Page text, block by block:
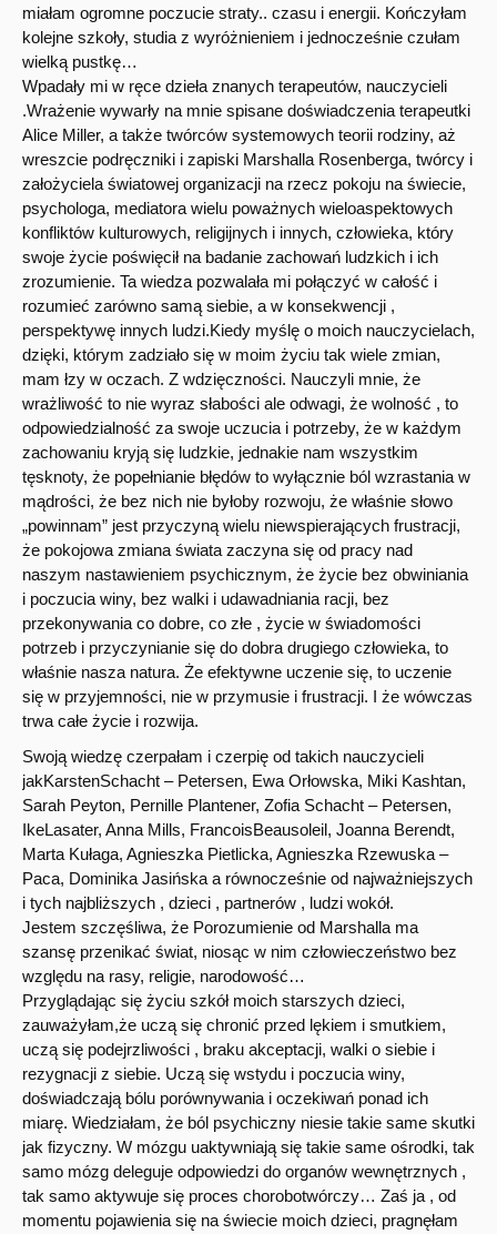
miałam ogromne poczucie straty.. czasu i energii. Kończyłam
kolejne szkoły, studia z wyróżnieniem i jednocześnie czułam
wielką pustkę…
Wpadały mi w ręce dzieła znanych terapeutów, nauczycieli
.Wrażenie wywarły na mnie spisane doświadczenia terapeutki
Alice Miller, a także twórców systemowych teorii rodziny, aż
wreszcie podręczniki i zapiski Marshalla Rosenberga, twórcy i
założyciela światowej organizacji na rzecz pokoju na świecie,
psychologa, mediatora wielu poważnych wieloaspektowych
konfliktów kulturowych, religijnych i innych, człowieka, który
swoje życie poświęcił na badanie zachowań ludzkich i ich
zrozumienie. Ta wiedza pozwalała mi połączyć w całość i
rozumieć zarówno samą siebie, a w konsekwencji ,
perspektywę innych ludzi.Kiedy myślę o moich nauczycielach,
dzięki, którym zadziało się w moim życiu tak wiele zmian,
mam łzy w oczach. Z wdzięczności. Nauczyli mnie, że
wrażliwość to nie wyraz słabości ale odwagi, że wolność , to
odpowiedzialność za swoje uczucia i potrzeby, że w każdym
zachowaniu kryją się ludzkie, jednakie nam wszystkim
tęsknoty, że popełnianie błędów to wyłącznie ból wzrastania w
mądrości, że bez nich nie byłoby rozwoju, że właśnie słowo
„powinnam” jest przyczyną wielu niewspierających frustracji,
że pokojowa zmiana świata zaczyna się od pracy nad
naszym nastawieniem psychicznym, że życie bez obwiniania
i poczucia winy, bez walki i udawadniania racji, bez
przekonywania co dobre, co złe , życie w świadomości
potrzeb i przyczynianie się do dobra drugiego człowieka, to
właśnie nasza natura. Że efektywne uczenie się, to uczenie
się w przyjemności, nie w przymusie i frustracji. I że wówczas
trwa całe życie i rozwija.
Swoją wiedzę czerpałam i czerpię od takich nauczycieli
jakKarstenSchacht – Petersen, Ewa Orłowska, Miki Kashtan,
Sarah Peyton, Pernille Plantener, Zofia Schacht – Petersen,
IkeLasater, Anna Mills, FrancoisBeausoleil, Joanna Berendt,
Marta Kułaga, Agnieszka Pietlicka, Agnieszka Rzewuska –
Paca, Dominika Jasińska a równocześnie od najważniejszych
i tych najbliższych , dzieci , partnerów , ludzi wokół.
Jestem szczęśliwa, że Porozumienie od Marshalla ma
szansę przenikać świat, niosąc w nim człowieczeństwo bez
względu na rasy, religie, narodowość…
Przyglądając się życiu szkół moich starszych dzieci,
zauważyłam,że uczą się chronić przed lękiem i smutkiem,
uczą się podejrzliwości , braku akceptacji, walki o siebie i
rezygnacji z siebie. Uczą się wstydu i poczucia winy,
doświadczają bólu porównywania i oczekiwań ponad ich
miarę. Wiedziałam, że ból psychiczny niesie takie same skutki
jak fizyczny. W mózgu uaktywniają się takie same ośrodki, tak
samo mózg deleguje odpowiedzi do organów wewnętrznych ,
tak samo aktywuje się proces chorobotwórczy… Zaś ja , od
momentu pojawienia się na świecie moich dzieci, pragnęłam